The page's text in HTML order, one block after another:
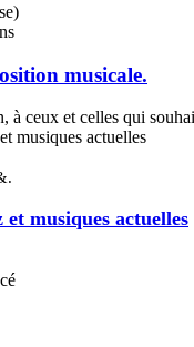
musicale.
ceux et celles qui
musiques actuelles